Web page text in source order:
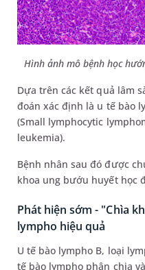
Hình ảnh mô bệnh học
Dựa trên các kết quả lâm
đoán xác định là u tế bào
(Small lymphocytic
leukemia).
Bệnh nhân sau đó được
khoa ung bướu huyết học
Phát hiện sớm - "Chìa
lympho hiệu quả
U tế bào lympho B, loại
tế bào lympho phân chia